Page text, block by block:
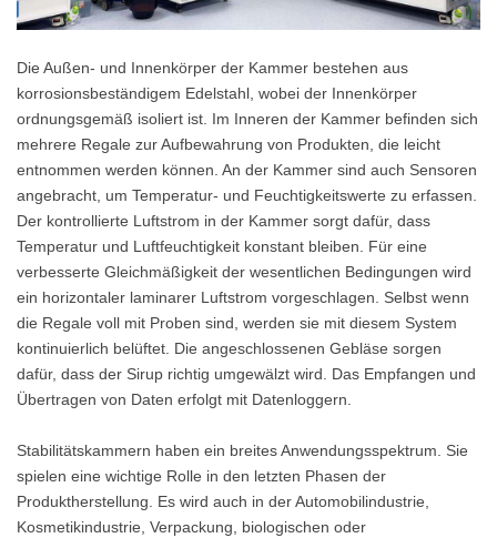
Die Außen- und Innenkörper der Kammer bestehen aus
korrosionsbeständigem Edelstahl, wobei der Innenkörper
ordnungsgemäß isoliert ist. Im Inneren der Kammer befinden sich
mehrere Regale zur Aufbewahrung von Produkten, die leicht
entnommen werden können. An der Kammer sind auch Sensoren
angebracht, um Temperatur- und Feuchtigkeitswerte zu erfassen.
Der kontrollierte Luftstrom in der Kammer sorgt dafür, dass
Temperatur und Luftfeuchtigkeit konstant bleiben. Für eine
verbesserte Gleichmäßigkeit der wesentlichen Bedingungen wird
ein horizontaler laminarer Luftstrom vorgeschlagen. Selbst wenn
die Regale voll mit Proben sind, werden sie mit diesem System
kontinuierlich belüftet. Die angeschlossenen Gebläse sorgen
dafür, dass der Sirup richtig umgewälzt wird. Das Empfangen und
Übertragen von Daten erfolgt mit Datenloggern.
Stabilitätskammern haben ein breites Anwendungsspektrum. Sie
spielen eine wichtige Rolle in den letzten Phasen der
Produktherstellung. Es wird auch in der Automobilindustrie,
Kosmetikindustrie, Verpackung, biologischen oder